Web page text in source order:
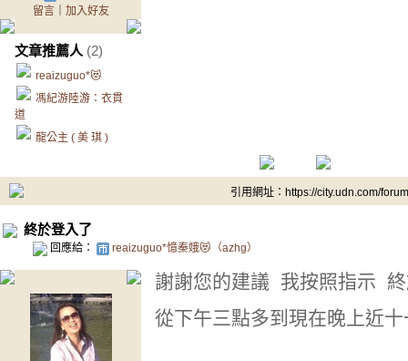
留言｜ 加入好友
文章推薦人 (2)
reaizuguo*😻
馮紀游陸游：衣貫
道
龍公主 ( 美 琪 )
引用網址：https://city.udn.com/
終於登入了
回應給： reaizuguo*憶秦娥😻（azhg）
謝謝您的建議 我按照指示
從下午三點多到現在晚上近十